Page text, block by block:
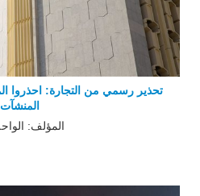
تحذير رسمي من التجارة: احذروا
المنشآت
المؤلف: